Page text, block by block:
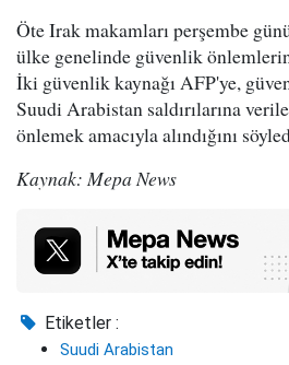
Öte Irak makamları perşembe
ülke genelinde güvenlik önlemlerini
İki güvenlik kaynağı AFP'ye,
Suudi Arabistan saldırılarına
önlemek amacıyla alındığını
Kaynak: Mepa News
Etiketler :
Suudi Arabistan